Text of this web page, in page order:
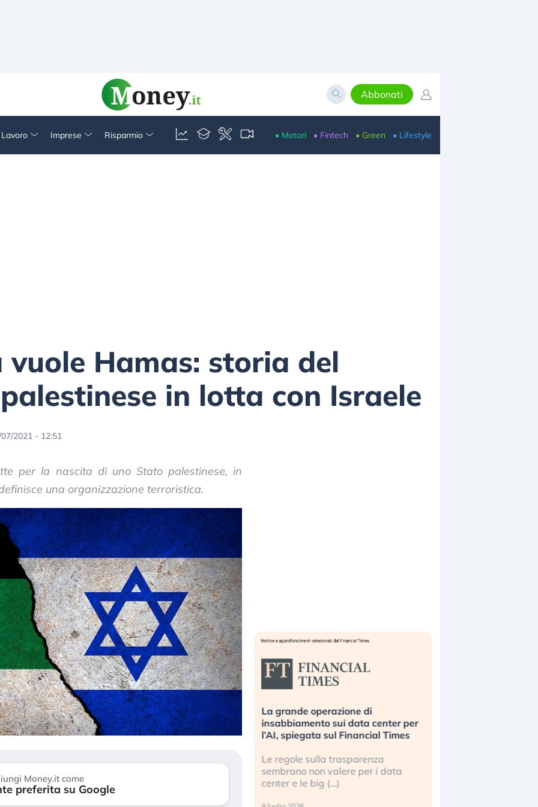
Abbonati
Imprese Risparmio • Motori • Fintech • Green • Lifestyle
vuole Hamas: storia del
in lotta con Israele
2021 - 12:51
per la nascita di uno Stato palestinese, in
una organizzazione terroristica.
Money.it come
preferita su Google
più
sta
Russia e Cina pronti a spegnere
Starlink. Gli investitori stanno
sottovalutando il rischio?
ignorare il rischio geopolitico: il (…)
17 luglio 2026
La grande operazione di
insabbiamento sui data center per
l’AI, spiegata sul Financial Times
Le regole sulla trasparenza
sembrano non valere per i data
center e le big (…)